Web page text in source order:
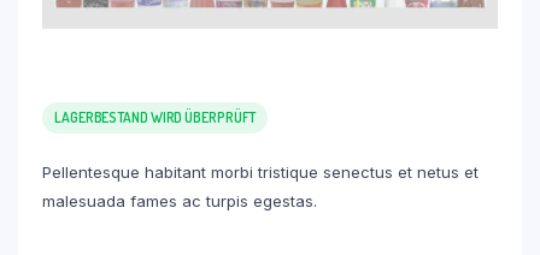
LAGERBESTAND WIRD ÜBERPRÜFT
Pellentesque habitant morbi tristique senectus et netus et
malesuada fames ac turpis egestas.